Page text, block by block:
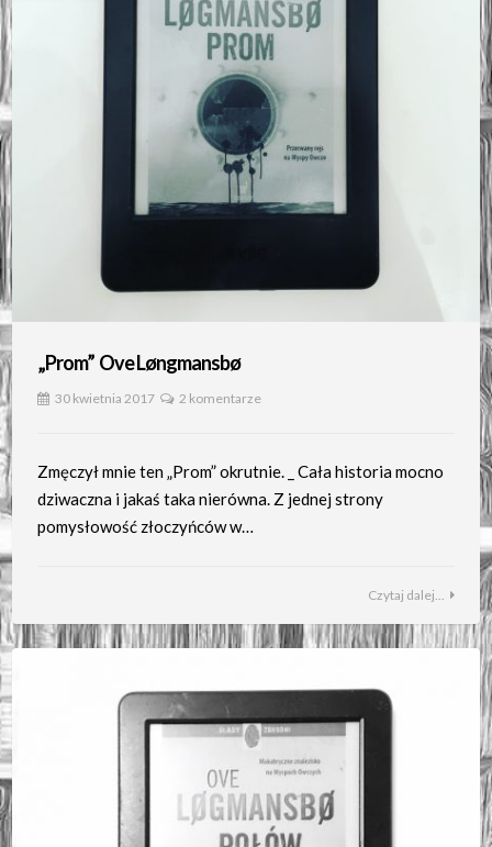
„Prom” Ove Løngmansbø
30 kwietnia 2017 2 komentarze
Zmęczył mnie ten „Prom” okrutnie. _ Cała historia mocno
dziwaczna i jakaś taka nierówna. Z jednej strony
pomysłowość złoczyńców w…
Czytaj dalej...